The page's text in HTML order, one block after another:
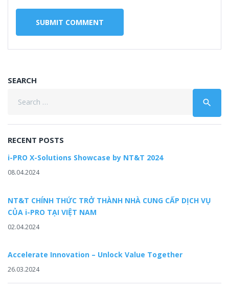
SEARCH
search
RECENT POSTS
i-PRO X-Solutions Showcase by NT&T 2024
08.04.2024
NT&T CHÍNH THỨC TRỞ THÀNH NHÀ CUNG CẤP DỊCH VỤ
CỦA i-PRO TẠI VIỆT NAM
02.04.2024
Accelerate Innovation – Unlock Value Together
26.03.2024